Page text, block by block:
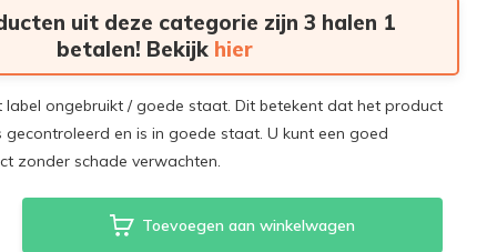
uit deze categorie zijn 3 halen 1
betalen! Bekijk hier
ongebruikt / goede staat. Dit betekent dat het product
gecontroleerd en is in goede staat. U kunt een goed
zonder schade verwachten.
Toevoegen aan winkelwagen